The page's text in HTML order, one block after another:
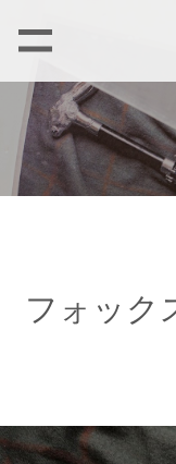
フォック